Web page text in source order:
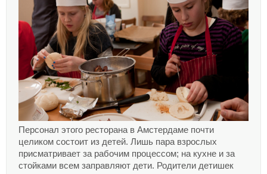
Персонал этого ресторана в Амстердаме почти
целиком состоит из детей. Лишь пара взрослых
присматривает за рабочим процессом; на кухне и за
стойками всем заправляют дети. Родители детишек